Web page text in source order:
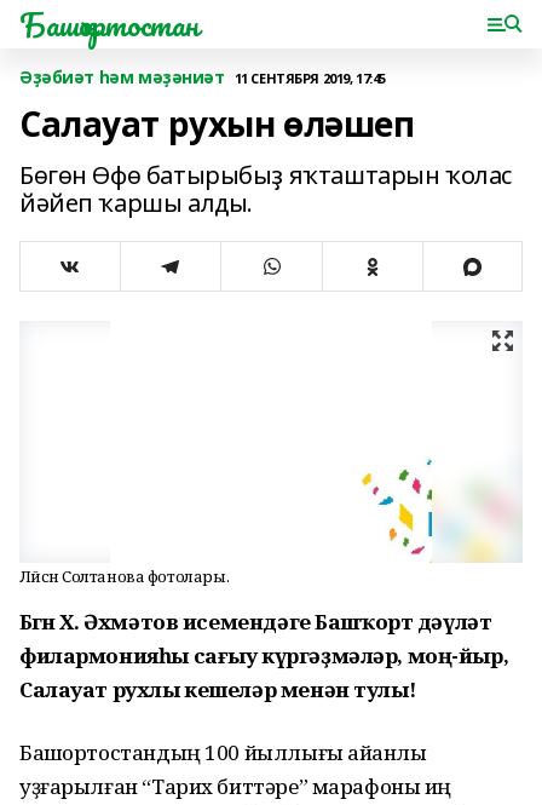
Башҡортостан
Әҙәбиәт һәм мәҙәниәт 11 СЕНТЯБРЯ 2019, 17:45
Салауат рухын өләшеп
Бөгөн Өфө батырыбыҙ яҡташтарын ҡолас
йәйеп ҡаршы алды.
Ләйсән Солтанова фотолары.
Бөгөн Х. Әхмәтов исемендәге Башҡорт дәүләт
филармонияһы сағыу күргәҙмәләр, моң-йыр,
Салауат рухлы кешеләр менән тулы!
Башҡортостандың 100 йыллығы айҡанлы
уҙғарылған “Тарих биттәре” марафоны иң